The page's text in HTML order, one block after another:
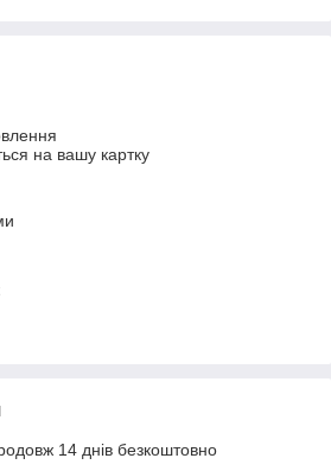
на вашу картку
14 днів безкоштовно